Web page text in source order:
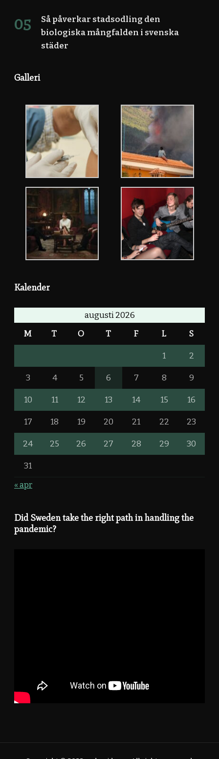
Så påverkar stadsodling den
biologiska mångfalden i svenska
städer
Galleri
Kalender
augusti 2026
M T O T F L S
1 2
3 4 5 6 7 8 9
10 11 12 13 14 15 16
17 18 19 20 21 22 23
24 25 26 27 28 29 30
31
« apr
Did Sweden take the right path in handling the
pandemic?